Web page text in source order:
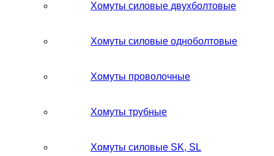
Хомуты силовые двухболтовые
Хомуты силовые одноболтовые
Хомуты проволочные
Хомуты трубные
Хомуты силовые SK, SL